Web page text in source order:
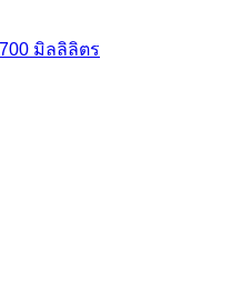
มิลลิลิตร